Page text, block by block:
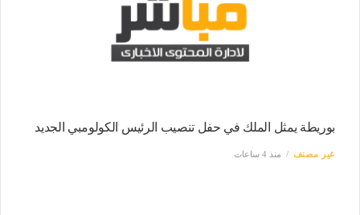
بوريطة يمثل الملك في حفل تنصيب الرئيس الكولومبي الجديد
غير مصنف منذ 4 ساعات